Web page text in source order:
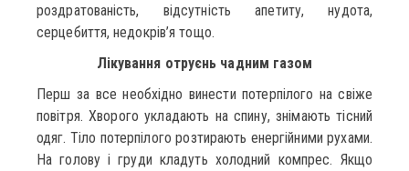
роздратованість, відсутність апетиту, нудота,
серцебиття, недокрів’я тощо.
Лікування отруєнь чадним газом
Перш за все необхідно винести потерпілого на свіже
повітря. Хворого укладають на спину, знімають тісний
одяг. Тіло потерпілого розтирають енергійними рухами.
На голову і груди кладуть холодний компрес. Якщо